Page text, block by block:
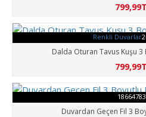
Renkli Duvarlar
Dalda Oturan Tavus Kuşu 3
Duvardan Geçen Fil 3